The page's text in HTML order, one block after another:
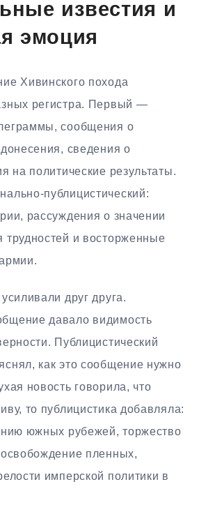
известия и
эмоция
Хивинского похода
регистра. Первый —
сообщения о
сведения о
на политические результаты.
публицистический:
рассуждения о значении
трудностей и восторженные
друг друга.
давало видимость
Публицистический
как это сообщение нужно
новость говорила, что
то публицистика добавляла:
южных рубежей, торжество
освобождение пленных,
имперской политики в